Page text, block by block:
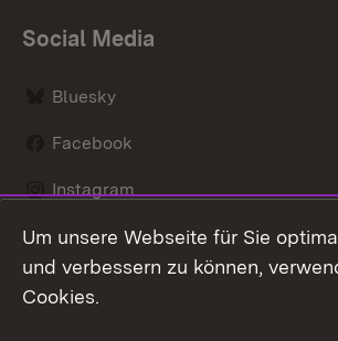
Social Media
Bluesky
Facebook
Instagram
LinkedIn
Um unsere Webseite für Sie
und verbessern zu können,
Cookies.